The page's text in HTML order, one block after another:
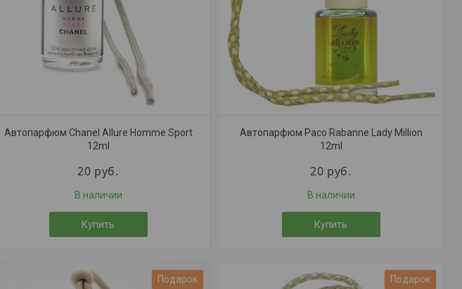
Автопарфюм Chanel Allure Homme Sport
12ml
20 руб.
В наличии
Купить
Автопарфюм Paco Rabanne Lady Million
12ml
20 руб.
В наличии
Купить
Подарок Подарок